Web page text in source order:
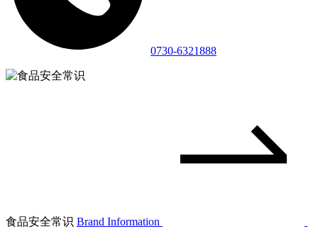
0730-6321888
食品安全常识 Brand Information